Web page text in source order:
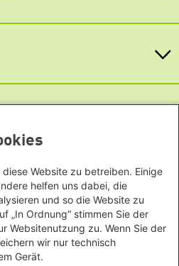
| Globaler
Uganda,
Parlament
Website zu betreiben. Einige
helfen uns dabei, die
und so die Website zu
„In Ordnung“ stimmen Sie der
Websitenutzung zu. Wenn Sie der
wir nur technisch
Gerät.